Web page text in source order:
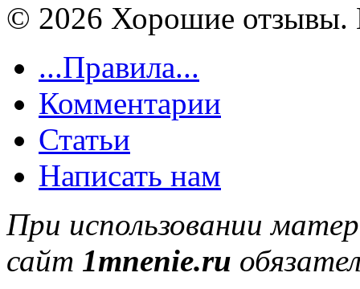
© 2026 Хорошие отзывы.
...Правила...
Комментарии
Статьи
Написать нам
При использовании
сайт 1mnenie.ru